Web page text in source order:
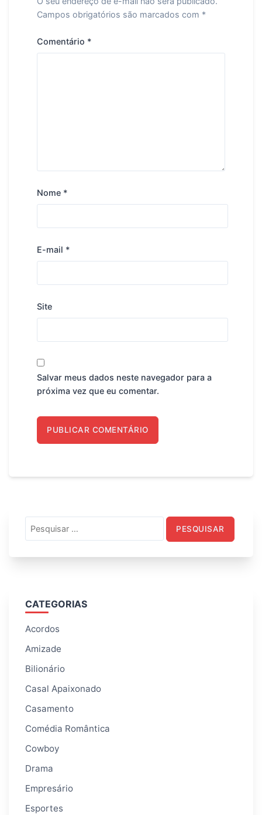
Campos obrigatórios são marcados com *
Comentário *
Nome *
E-mail *
Site
Salvar meus dados neste navegador para a
próxima vez que eu comentar.
por:
CATEGORIAS
Acordos
Amizade
Bilionário
Casal Apaixonado
Casamento
Comédia Romântica
Cowboy
Drama
Empresário
Esportes